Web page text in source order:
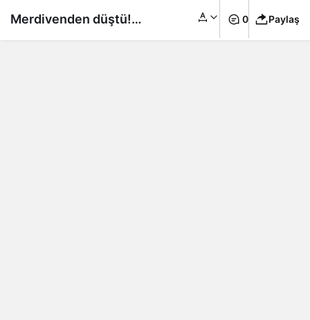
Merdivenden düştü! 0 Paylaş